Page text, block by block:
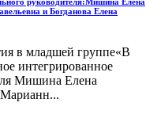
и Богданова Елена
в младшей группе«В
интегрированное
Мишина Елена